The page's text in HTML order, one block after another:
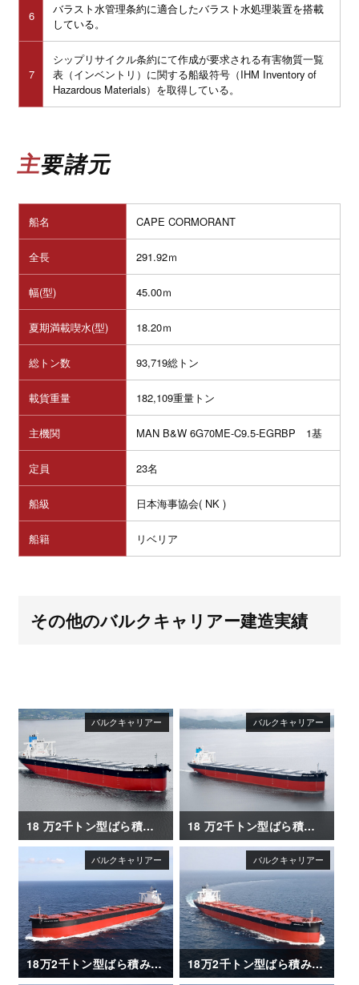
6
バラスト水管理条約に適合したバラスト水処理装置を搭載
している。
7
シップリサイクル条約にて作成が要求される有害物質一覧
表（インベントリ）に関する船級符号（IHM Inventory of
Hazardous Materials）を取得している。
主要諸元
船名 CAPE CORMORANT
全長 291.92ｍ
幅(型) 45.00ｍ
夏期満載喫水(型) 18.20ｍ
総トン数 93,719総トン
載貨重量 182,109重量トン
主機関 MAN B&W 6G70ME-C9.5-EGRBP 1基
定員 23名
船級 日本海事協会( NK )
船籍 リベリア
その他のバルクキャリアー建造実績
18 万2千トン型ばら積み運搬船「LIBERTY QUEEN」 18 万2千トン型ばら積み運搬船「VERITAS QUEEN」
18万2千トン型ばら積み運搬船「FRONTIER RINDO」 18万2千トン型ばら積み運搬船「AQUABELLA」